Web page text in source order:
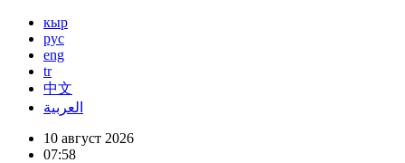
кыр
рус
eng
tr
中文
العربية
10 август 2026
07:58